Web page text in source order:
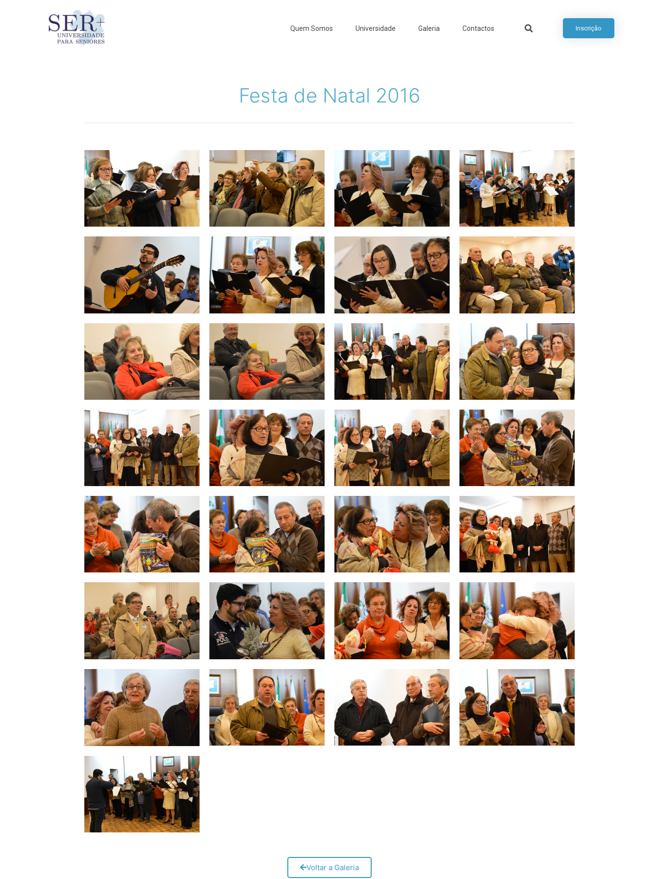
Quem Somos Universidade Galeria Contactos Inscrição
Festa de Natal 2016
Voltar a Galeria